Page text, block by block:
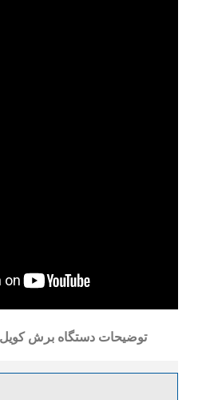
توضیحات دستگاه برش